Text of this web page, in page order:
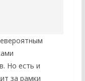
Но есть и
за рамки